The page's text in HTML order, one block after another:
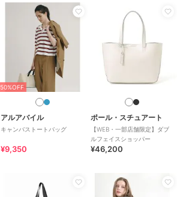
50%OFF
アルアバイル
キャンバストートバッグ
¥9,350
ポール・スチュアート
【WEB・一部店舗限定】ダブ
ルフェイスショッパー
¥46,200